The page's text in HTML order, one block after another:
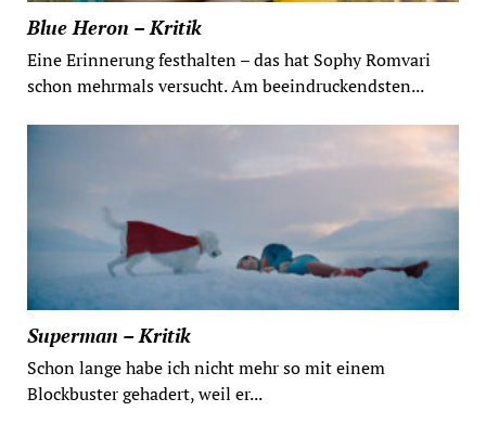
Blue Heron – Kritik
Eine Erinnerung festhalten – das hat Sophy Romvari
schon mehrmals versucht. Am beeindruckendsten...
Superman – Kritik
Schon lange habe ich nicht mehr so mit einem
Blockbuster gehadert, weil er...